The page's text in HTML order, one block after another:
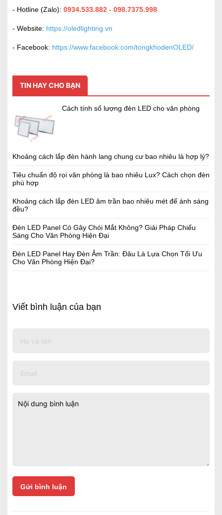
- Hotline (Zalo): 0934.533.882 - 098.7375.998
- Website: https://oledlighting.vn
- Facebook: https://www.facebook.com/tongkhodenOLED/
TIN HAY CHO BẠN
Cách tính số lượng đèn LED cho văn phòng
Khoảng cách lắp đèn hành lang chung cư bao nhiêu là hợp lý?
Tiêu chuẩn độ rọi văn phòng là bao nhiêu Lux? Cách chọn đèn
phù hợp
Khoảng cách lắp đèn LED âm trần bao nhiêu mét để ánh sáng
đều?
Đèn LED Panel Có Gây Chói Mắt Không? Giải Pháp Chiếu
Sáng Cho Văn Phòng Hiện Đại
Đèn LED Panel Hay Đèn Âm Trần: Đâu Là Lựa Chọn Tối Ưu
Cho Văn Phòng Hiện Đại?
Viết bình luận của bạn
Gửi bình luận